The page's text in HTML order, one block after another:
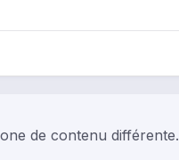
de contenu différente.